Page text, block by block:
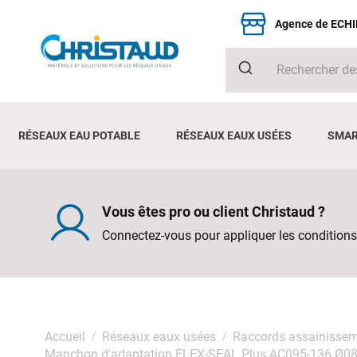
Agence de
RÉSEAUX EAU POTABLE RÉSEAUX EAUX USÉES
Vous êtes pro ou client Christaud ?
Connectez-vous pour appliquer les
Accueil Réseaux eaux usées Raccords